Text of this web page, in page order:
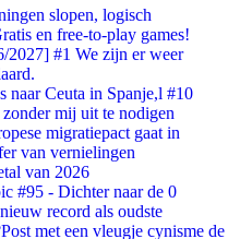
slopen, logisch
en free-to-play games!
2027] #1 We zijn er weer
naar Ceuta in Spanje,l #10
mij uit te nodigen
migratiepact gaat in
van vernielingen
van 2026
#95 - Dichter naar de 0
record als oudste
met een vleugje cynisme de